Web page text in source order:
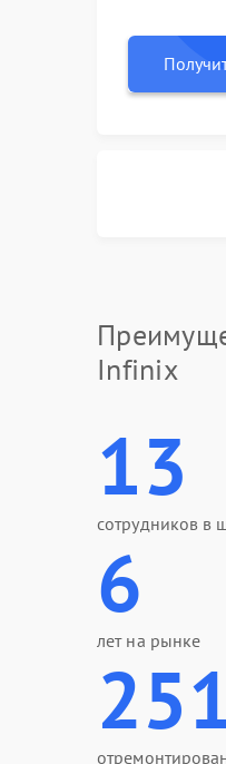
Infinix
13
сотрудников в
6
лет на рынке